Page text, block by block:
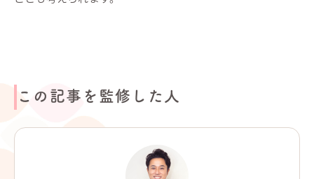
この記事を監修した人